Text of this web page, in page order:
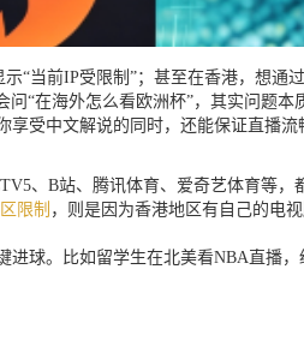
“当前IP受限制”；甚至在香港，想通
问“在海外怎么看欧洲杯”，其实问题
享受中文解说的同时，还能保证直播流
、B站、腾讯体育、爱奇艺体育等，
限制 ，则是因为香港地区有自己的电
球。比如留学生在北美看NBA直播